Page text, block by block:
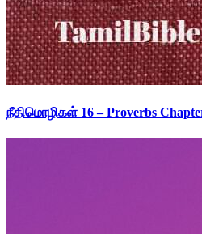
நீதிமொழிகள் 16 – Proverbs